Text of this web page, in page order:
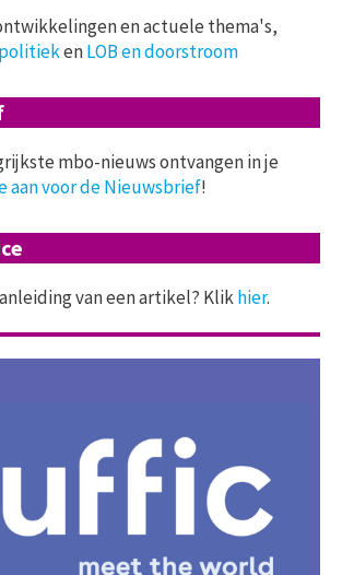
en actuele thema's,
enLOB en doorstroom
mbo-nieuws ontvangen in je
aan voor de Nieuwsbrief!
van een artikel? Klikhier.